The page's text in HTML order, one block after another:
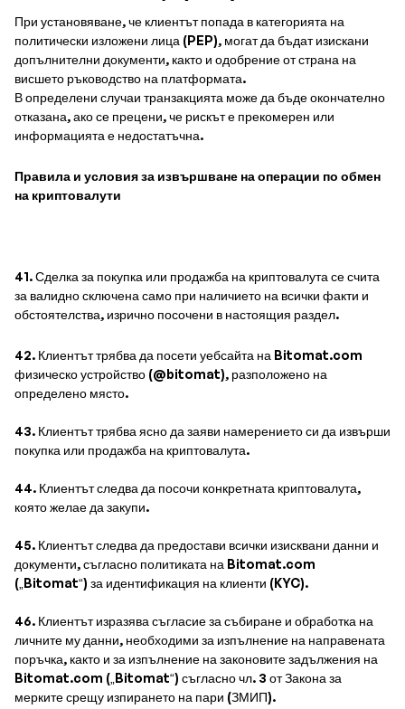
При установяване, че клиентът попада в категорията на
политически изложени лица (PEP), могат да бъдат изискани
допълнителни документи, както и одобрение от страна на
висшето ръководство на платформата.
В определени случаи транзакцията може да бъде окончателно
отказана, ако се прецени, че рискът е прекомерен или
информацията е недостатъчна.
Правила и условия за извършване на операции по обмен
на криптовалути
41. Сделка за покупка или продажба на криптовалута се счита
за валидно сключена само при наличието на всички факти и
обстоятелства, изрично посочени в настоящия раздел.
42. Клиентът трябва да посети уебсайта на Bitomat.com
физическо устройство (@bitomat), разположено на
определено място.
43. Клиентът трябва ясно да заяви намерението си да извърши
покупка или продажба на криптовалута.
44. Клиентът следва да посочи конкретната криптовалута,
която желае да закупи.
45. Клиентът следва да предостави всички изисквани данни и
документи, съгласно политиката на Bitomat.com
(„Bitomat“) за идентификация на клиенти (KYC).
46. Клиентът изразява съгласие за събиране и обработка на
личните му данни, необходими за изпълнение на направената
поръчка, както и за изпълнение на законовите задължения на
Bitomat.com („Bitomat“) съгласно чл. 3 от Закона за
мерките срещу изпирането на пари (ЗМИП).